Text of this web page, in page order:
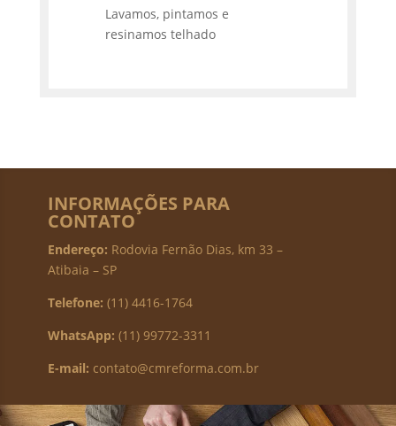
Lavamos, pintamos e
resinamos telhado
INFORMAÇÕES PARA
CONTATO
Endereço: Rodovia Fernão Dias, km 33 –
Atibaia – SP
Telefone: (11) 4416-1764
WhatsApp: (11) 99772-3311
E-mail: contato@cmreforma.com.br